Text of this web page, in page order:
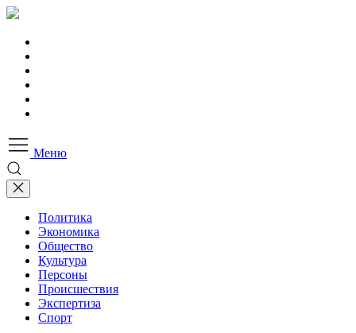
Меню
Политика
Экономика
Общество
Культура
Персоны
Происшествия
Экспертиза
Спорт